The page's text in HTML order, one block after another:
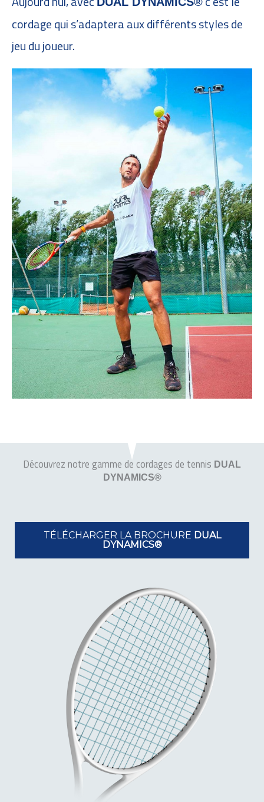
cordage qui s’adaptera aux différents styles de
jeu du joueur.
Découvrez notre gamme de cordages de tennis DUAL
DYNAMICS®
TÉLÉCHARGER LA BROCHURE DUAL
DYNAMICS®